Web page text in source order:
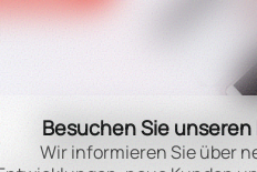
Besuchen Sie unseren
Wir informieren Sie über